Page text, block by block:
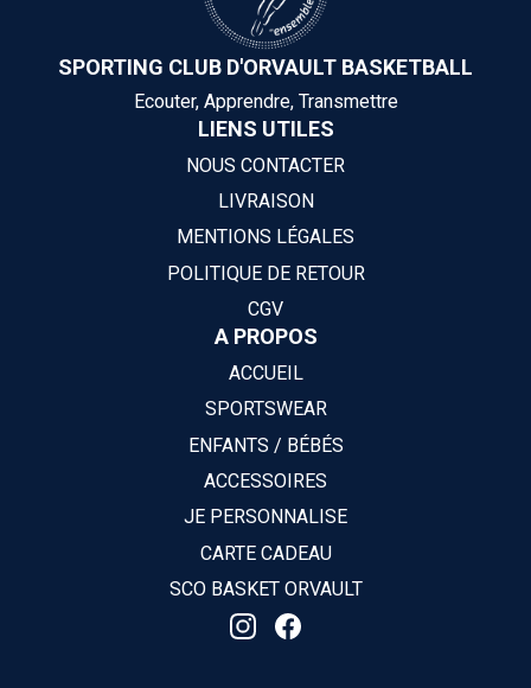
SPORTING CLUB D'ORVAULT BASKETBALL
Ecouter, Apprendre, Transmettre
LIENS UTILES
NOUS CONTACTER
LIVRAISON
MENTIONS LÉGALES
POLITIQUE DE RETOUR
CGV
A PROPOS
ACCUEIL
SPORTSWEAR
ENFANTS / BÉBÉS
ACCESSOIRES
JE PERSONNALISE
CARTE CADEAU
SCO BASKET ORVAULT